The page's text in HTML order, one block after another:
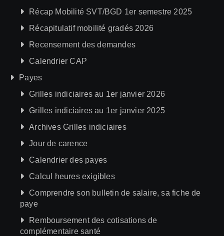
Récap Mobilité SVT/BGD 1er semestre 2025
Récapitulatif mobilité gradés 2026
Recensement des demandes
Calendrier CAP
Payes
Grilles indiciaires au 1er janvier 2026
Grilles indiciaires au 1er janvier 2025
Archives Grilles indiciaires
Jour de carence
Calendrier des payes
Calcul heures exigibles
Comprendre son bulletin de salaire, sa fiche de
paye
Remboursement des cotisations de
complémentaire santé